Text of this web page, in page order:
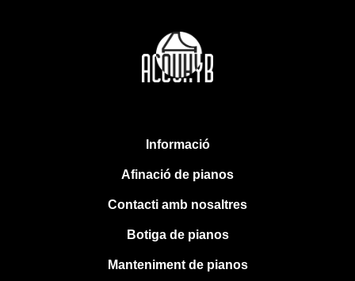
Informació
Afinació de pianos
Contacti amb nosaltres
Botiga de pianos
Manteniment de pianos